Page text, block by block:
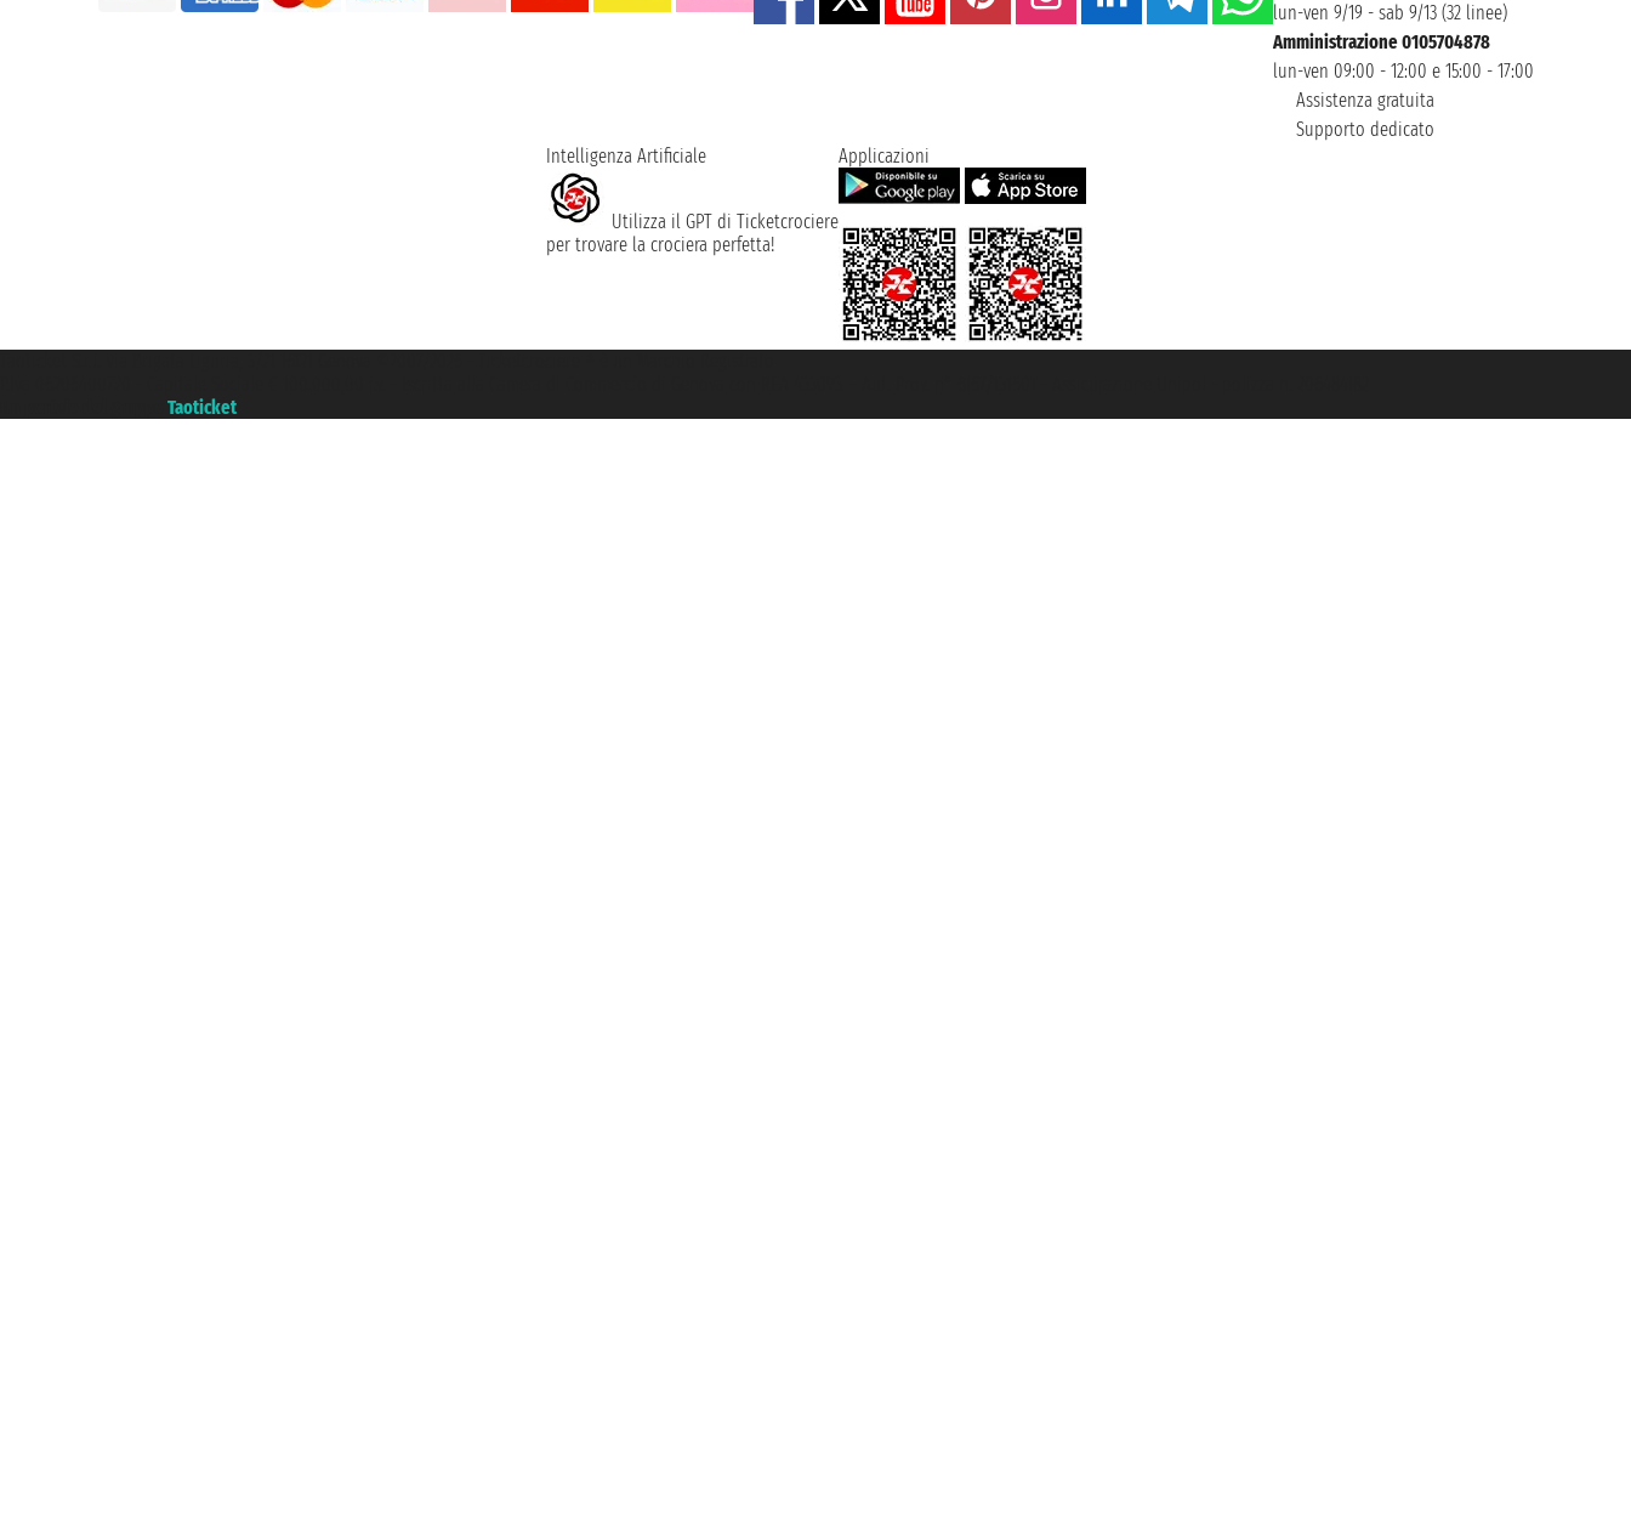
lun-ven 9/19 - sab 9/13 (32 linee)
Amministrazione 0105704878
lun-ven 09:00 - 12:00 e 15:00 - 17:00
Assistenza gratuita
Supporto dedicato
Intelligenza Artificiale
Utilizza il GPT di Ticketcrociere
per trovare la crociera perfetta!
Applicazioni
Taoticket